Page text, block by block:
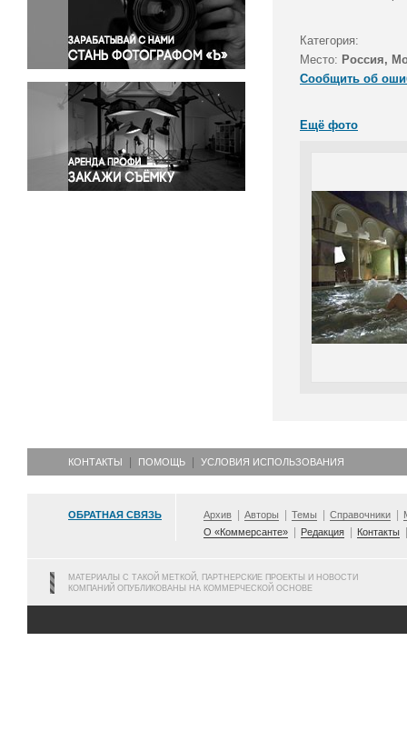
Правосудие
Происшествия и конфликты
Религия
Светская жизнь
Спорт
Экология
Экономика и бизнес
Категория:
Место: Россия,
Сообщить об
Ещё фото
КОНТАКТЫ ПОМОЩЬ УСЛОВИЯ ИСПОЛЬЗОВАНИЯ
ОБРАТНАЯ СВЯЗЬ Архив Авторы Темы Справочники
О «Коммерсанте»
Редакция Контакты
МАТЕРИАЛЫ С ТАКОЙ МЕТКОЙ, ПАРТНЕРСКИЕ ПРОЕКТЫ И НОВОСТИ
КОМПАНИЙ ОПУБЛИКОВАНЫ НА КОММЕРЧЕСКОЙ ОСНОВЕ